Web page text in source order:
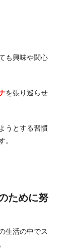
も興味や関心
を張り巡らせ
うとする習慣
。
ために努
生活の中でス